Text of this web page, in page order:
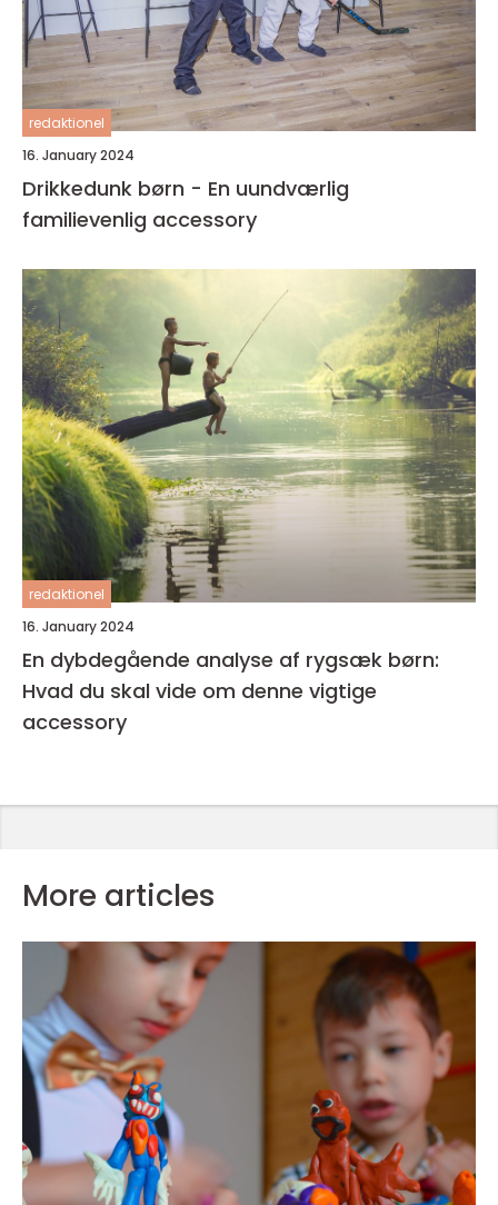
redaktionel
16. January 2024
Drikkedunk børn - En uundværlig
familievenlig accessory
redaktionel
16. January 2024
En dybdegående analyse af rygsæk børn:
Hvad du skal vide om denne vigtige
accessory
More articles